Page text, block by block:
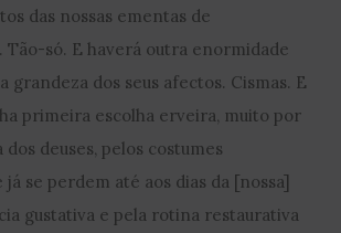
das nossas ementas de
só. E haverá outra enormidade
grandeza dos seus afectos. Cismas. E
primeira escolha erveira, muito por
dos deuses, pelos costumes
se perdem até aos dias da [nossa]
gustativa e pela rotina restaurativa